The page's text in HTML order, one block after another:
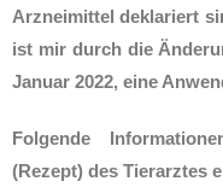
Arzneimittel deklariert
ist mir durch die
Januar 2022, eine
Folgende
(Rezept) des Tierarztes